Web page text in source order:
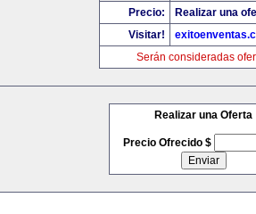
Precio:
Realizar una
Visitar!
Serán consideradas
Realizar una Oferta
Precio Ofrecido $